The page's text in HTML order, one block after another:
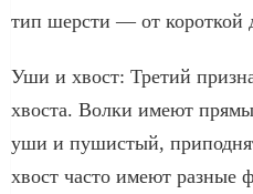
тип шерсти — от короткой
Уши и хвост: Третий
хвоста. Волки имеют
уши и пушистый,
хвост часто имеют разные